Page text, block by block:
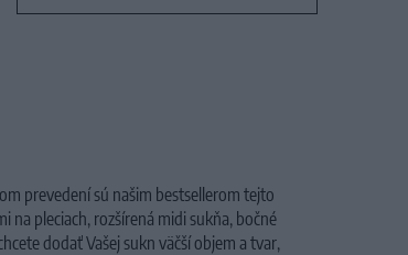
prevedení sú našim bestsellerom tejto
pleciach, rozšírená midi sukňa, bočné
dodať Vašej sukn väčší objem a tvar,